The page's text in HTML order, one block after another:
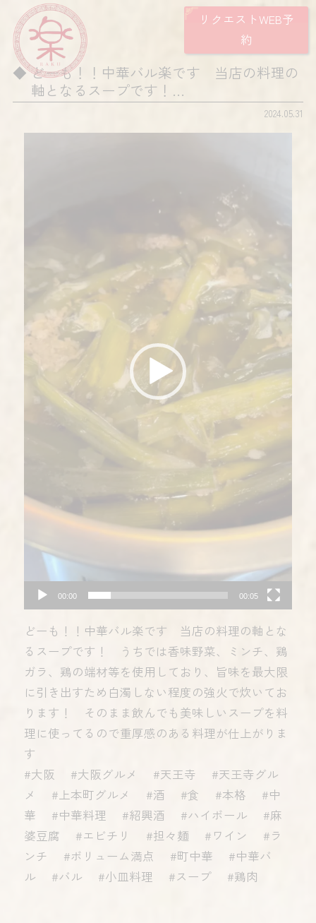
リクエストWEB予
約
どーも！！中華バル楽です 当店の料理の
軸となるスープです！…
2024.05.31
00:00 00:05
どーも！！中華バル楽です 当店の料理の軸とな
るスープです！ うちでは香味野菜、ミンチ、鶏
ガラ、鶏の端材等を使用しており、旨味を最大限
に引き出すため白濁しない程度の強火で炊いてお
ります！ そのまま飲んでも美味しいスープを料
理に使ってるので重厚感のある料理が仕上がりま
す
#大阪 #大阪グルメ #天王寺 #天王寺グル
メ #上本町グルメ #酒 #食 #本格 #中
華 #中華料理 #紹興酒 #ハイボール #麻
婆豆腐 #エビチリ #担々麺 #ワイン #ラ
ンチ #ボリューム満点 #町中華 #中華バ
ル #バル #小皿料理 #スープ #鶏肉